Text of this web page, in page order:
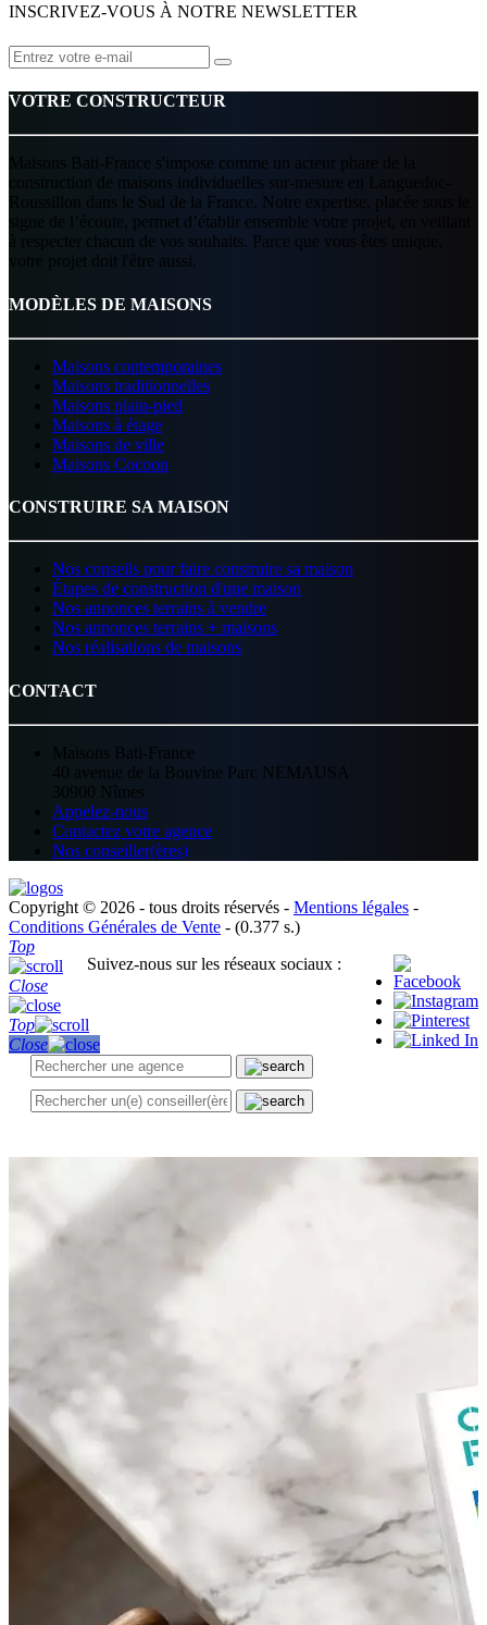
INSCRIVEZ-VOUS À NOTRE NEWSLETTER
VOTRE CONSTRUCTEUR
Maisons Bati-France s'impose comme un acteur phare de la
construction de maisons individuelles sur-mesure en Languedoc-
Roussillon dans le Sud de la France. Notre expertise, placée sous le
signe de l’écoute, permet d’établir ensemble votre projet, en veillant
à respecter chacun de vos souhaits. Parce que vous êtes unique,
votre projet doit l'être aussi.
MODÈLES DE MAISONS
Maisons contemporaines
Maisons traditionnelles
Maisons plain-pied
Maisons à étage
Maisons de ville
Maisons Cocoon
CONSTRUIRE SA MAISON
Nos conseils pour faire construire sa maison
Étapes de construction d'une maison
Nos annonces terrains à vendre
Nos annonces terrains + maisons
Nos réalisations de maisons
CONTACT
Maisons Bati-France
40 avenue de la Bouvine Parc NEMAUSA
30900 Nîmes
Appelez-nous
Contactez votre agence
Nos conseiller(ères)
Copyright © 2026 - tous droits réservés - Mentions légales -
Conditions Générales de Vente - (0.377 s.)
Suivez-nous sur les réseaux sociaux :
Top
Close
Top
Close